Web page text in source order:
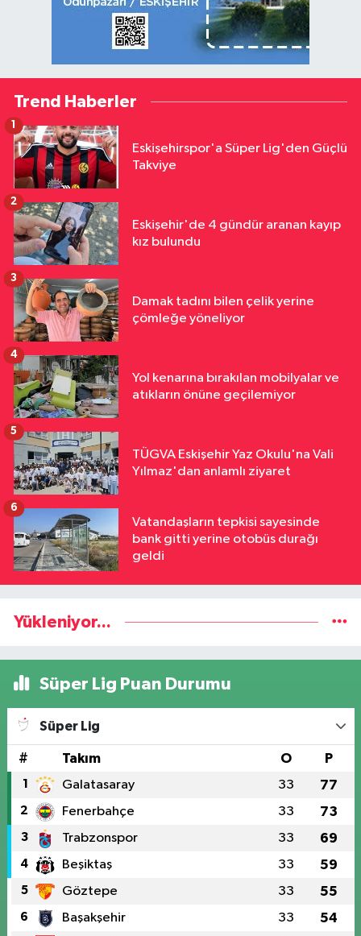
Trend Haberler
Eskişehirspor'a Süper Lig'den Güçlü
Takviye
1
Eskişehir'de 4 gündür aranan kayıp
kız bulundu
2
Damak tadını bilen çelik yerine
çömleğe yöneliyor
3
Yol kenarına bırakılan mobilyalar ve
atıkların önüne geçilemiyor
4
TÜGVA Eskişehir Yaz Okulu'na Vali
Yılmaz'dan anlamlı ziyaret
5
Vatandaşların tepkisi sayesinde
bank gitti yerine otobüs durağı
geldi
6
Yükleniyor...
Süper Lig Puan Durumu
Süper Lig
# Takım O P
1 Galatasaray 33 77
2 Fenerbahçe 33 73
3 Trabzonspor 33 69
4 Beşiktaş 33 59
5 Göztepe 33 55
6 Başakşehir 33 54